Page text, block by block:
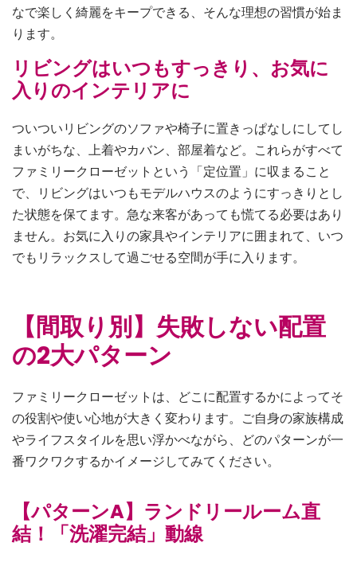
なで楽しく綺麗をキープできる、そんな理想の習慣が始ま
ります。
リビングはいつもすっきり、お気に
入りのインテリアに
ついついリビングのソファや椅子に置きっぱなしにしてし
まいがちな、上着やカバン、部屋着など。これらがすべて
ファミリークローゼットという「定位置」に収まること
で、リビングはいつもモデルハウスのようにすっきりとし
た状態を保てます。急な来客があっても慌てる必要はあり
ません。お気に入りの家具やインテリアに囲まれて、いつ
でもリラックスして過ごせる空間が手に入ります。
【間取り別】失敗しない配置
の2大パターン
ファミリークローゼットは、どこに配置するかによってそ
の役割や使い心地が大きく変わります。ご自身の家族構成
やライフスタイルを思い浮かべながら、どのパターンが一
番ワクワクするかイメージしてみてください。
【パターンA】ランドリールーム直
結！「洗濯完結」動線